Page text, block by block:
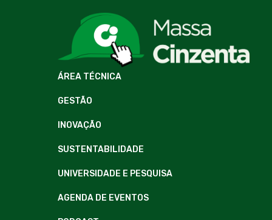
ÁREA TÉCNICA
GESTÃO
INOVAÇÃO
SUSTENTABILIDADE
UNIVERSIDADE E PESQUISA
AGENDA DE EVENTOS